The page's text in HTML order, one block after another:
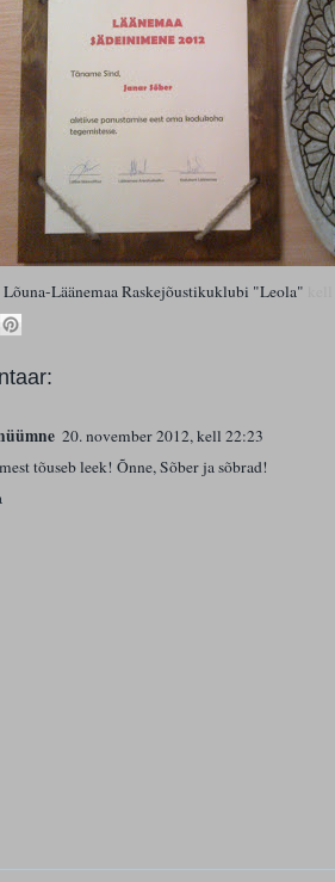
Läänemaa Raskejõustikuklubi "Leola"
20. november 2012, kell 22:23
tõuseb leek! Õnne, Sõber ja sõbrad!